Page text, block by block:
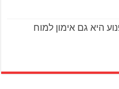
היא גם אימון למוח